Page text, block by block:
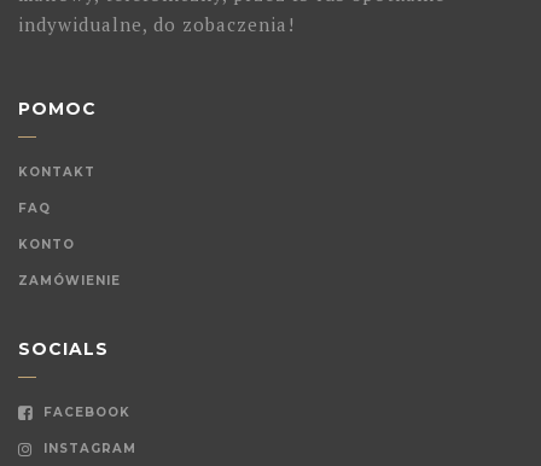
indywidualne, do zobaczenia!
POMOC
KONTAKT
FAQ
KONTO
ZAMÓWIENIE
SOCIALS
FACEBOOK
INSTAGRAM